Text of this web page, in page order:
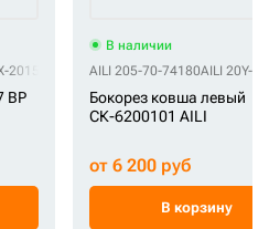
2015429
BP
В наличии
AILI 205-70-74180AILI 20Y-
Бокорез ковша левый
СК-6200101 AILI
от 6 200 руб
В корзину